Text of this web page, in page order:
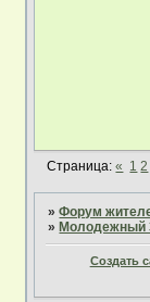
Страница:« 1 2
»Форум
» Молодежный
Создать